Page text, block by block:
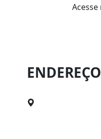
ENDEREÇO